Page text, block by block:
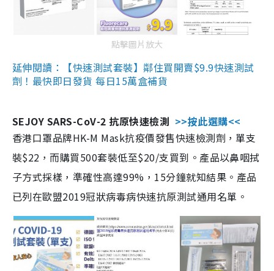
點擊圖片放大
延伸閱讀：【快速測試套裝】鄰住買開賣$9.9快速測試
劑！最快即日發貨 每日15萬盒補貨
SEJOY SARS-CoV-2 抗原快速檢測 >>按此選購<<
香港口罩品牌HK-M Mask抗疫價發售快速檢測劑，單支
裝$22，而購買500套裝低至$20/支買到。產品以鼻咽拭
子方式採樣，準確性高達99%，15分鐘就知結果。產品
已列在歐盟2019冠狀病毒病快速抗原測試通用名單。